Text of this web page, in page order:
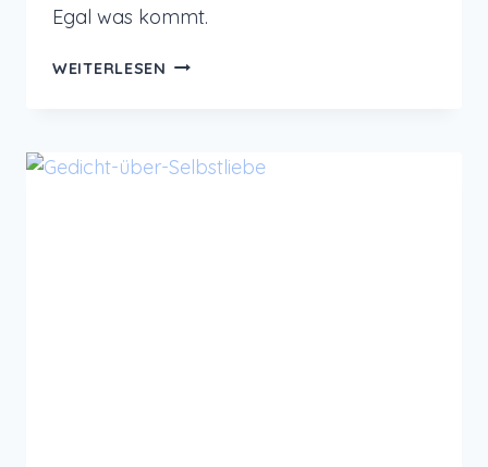
Egal was kommt.
WEITERLESEN ANLEITUNG
GLÜCKLICHSEIN